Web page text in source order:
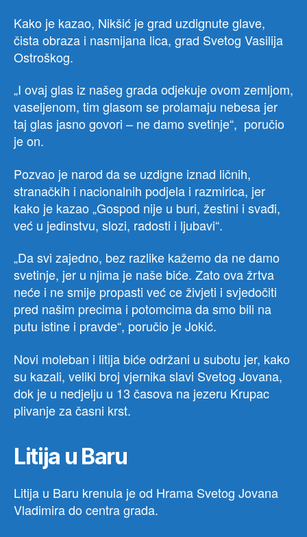
Kako je kazao, Nikšić je grad uzdignute glave,
čista obraza i nasmijana lica, grad Svetog Vasilija
Ostroškog.
„I ovaj glas iz našeg grada odjekuje ovom zemljom,
vaseljenom, tim glasom se prolamaju nebesa jer
taj glas jasno govori – ne damo svetinje“, poručio
je on.
Pozvao je narod da se uzdigne iznad ličnih,
stranačkih i nacionalnih podjela i razmirica, jer
kako je kazao „Gospod nije u buri, žestini i svađi,
već u jedinstvu, slozi, radosti i ljubavi“.
„Da svi zajedno, bez razlike kažemo da ne damo
svetinje, jer u njima je naše biće. Zato ova žrtva
neće i ne smije propasti već ce živjeti i svjedočiti
pred našim precima i potomcima da smo bili na
putu istine i pravde“, poručio je Jokić.
Novi moleban i litija biće održani u subotu jer, kako
su kazali, veliki broj vjernika slavi Svetog Jovana,
dok je u nedjelju u 13 časova na jezeru Krupac
plivanje za časni krst.
Litija u Baru
Litija u Baru krenula je od Hrama Svetog Jovana
Vladimira do centra grada.